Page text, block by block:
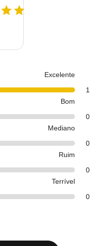
Excelente
1
Bom
0
Mediano
0
Ruim
0
Terrível
0